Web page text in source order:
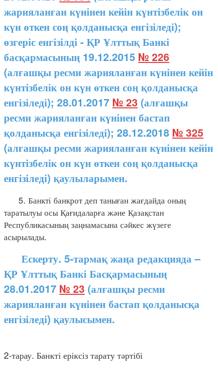
жарияланған күнінен кейін күнтізбелік он
күн өткен соң қолданысқа енгізіледі);
өзгеріс енгізілді - ҚР Ұлттық Банкі
басқармасының 19.12.2015 № 226
(алғашқы ресми жарияланған күнінен кейін
күнтізбелік он күн өткен соң қолданысқа
енгізіледі); 28.01.2017 № 23 (алғашқы
ресми жарияланған күнінен бастап
қолданысқа енгізіледі); 28.12.2018 № 325
(алғашқы ресми жарияланған күнінен кейін
күнтізбелік он күн өткен соң қолданысқа
енгізіледі) қаулыларымен.
5. Банкті банкрот деп таныған жағдайда оның
таратылуы осы Қағидаларға және Қазақстан
Республикасының заңнамасына сәйкес жүзеге
асырылады.
Ескерту. 5-тармақ жаңа редакцияда –
ҚР Ұлттық Банкі Басқармасының
28.01.2017 № 23 (алғашқы ресми
жарияланған күнінен бастап қолданысқа
енгізіледі) қаулысымен.
2-тарау. Банкті еріксіз тарату тәртібі